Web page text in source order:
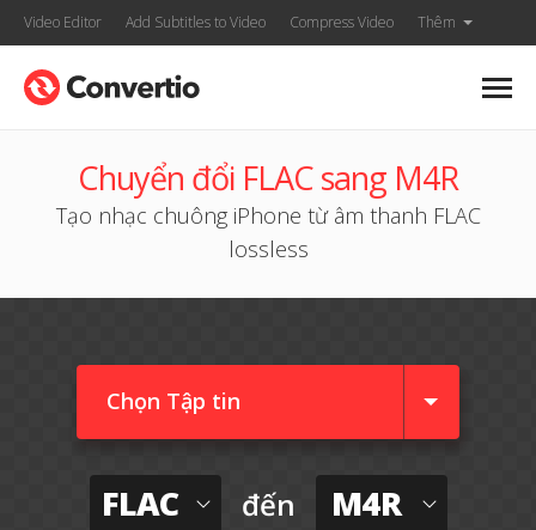
Video Editor Add Subtitles to Video Compress Video Thêm
Chuyển đổi FLAC sang M4R
Tạo nhạc chuông iPhone từ âm thanh FLAC
lossless
Chọn Tập tin
FLAC đến M4R